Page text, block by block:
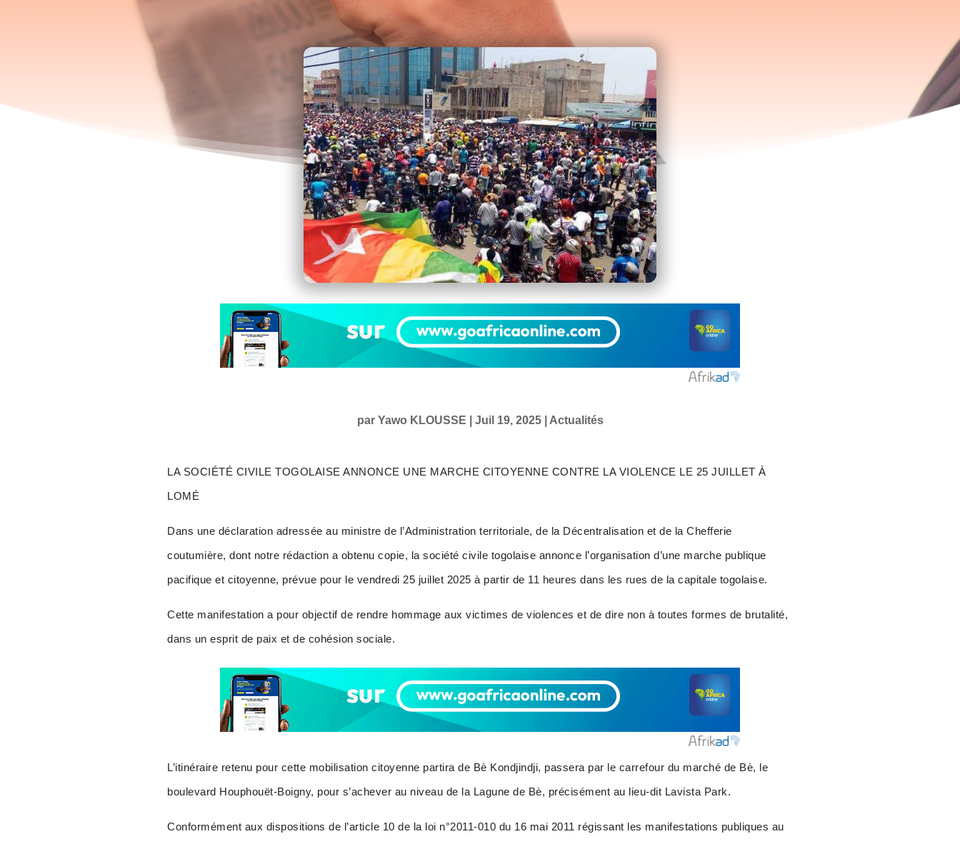
par Yawo KLOUSSE Juil 19, 2025| Actualités
LA SOCIÉTÉ CIVILE TOGOLAISE ANNONCE UNE MARCHE CITOYENNE CONTRE LA VIOLENCE LE 25 JUILLET À
LOMÉ
Dans une déclaration adressée au ministre de l’Administration territoriale, de la Décentralisation et de la Chefferie
coutumière, dont notre rédaction a obtenu copie, la société civile togolaise annonce l’organisation d’une marche publique
pacifique et citoyenne, prévue pour le vendredi 25 juillet 2025 à partir de 11 heures dans les rues de la capitale togolaise.
Cette manifestation a pour objectif de rendre hommage aux victimes de violences et de dire non à toutes formes de brutalité,
dans un esprit de paix et de cohésion sociale.
L’itinéraire retenu pour cette mobilisation citoyenne partira de Bè Kondjindji, passera par le carrefour du marché de Bè, le
boulevard Houphouët-Boigny, pour s’achever au niveau de la Lagune de Bè, précisément au lieu-dit Lavista Park.
Conformément aux dispositions de l’article 10 de la loi n°2011-010 du 16 mai 2011 régissant les manifestations publiques au